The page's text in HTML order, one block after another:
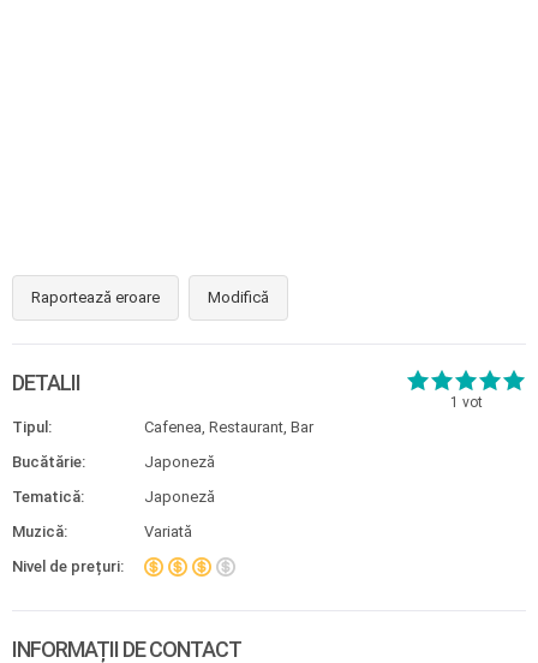
Raportează eroare Modifică
1 vot
DETALII
Tipul:
Cafenea, Restaurant, Bar
Bucătărie:
Japoneză
Tematică:
Japoneză
Muzică:
Variată
Nivel de prețuri:
INFORMAȚII DE CONTACT